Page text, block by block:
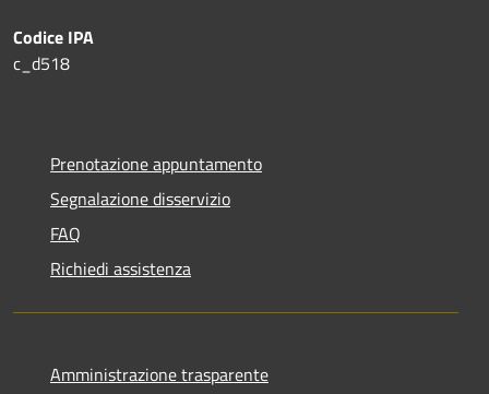
Codice IPA
c_d518
Prenotazione appuntamento
Segnalazione disservizio
FAQ
Richiedi assistenza
Amministrazione trasparente